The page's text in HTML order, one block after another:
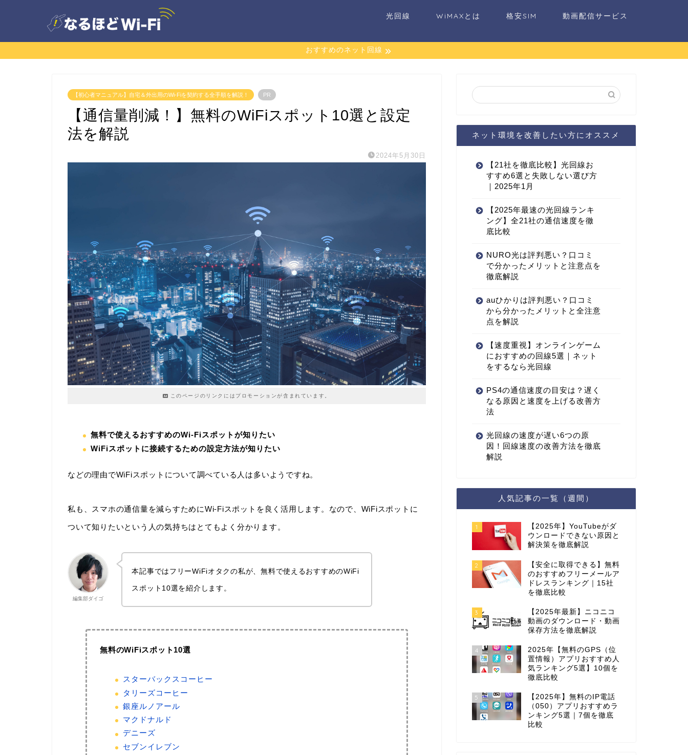
光回線 WiMAXとは 格安SIM 動画配信サービス
おすすめのネット回線
【初心者マニュアル】自宅＆外出用のWi-Fiを契約する全手順を解説！ PR
【通信量削減！】無料のWiFiスポット10選と設定
法を解説
2024年5月30日
このページのリンクにはプロモーションが含まれています。
無料で使えるおすすめのWi-Fiスポットが知りたい
WiFiスポットに接続するための設定方法が知りたい
などの理由でWiFiスポットについて調べている人は多いようですね。
私も、スマホの通信量を減らすためにWi-Fiスポットを良く活用します。なので、WiFiスポットに
ついて知りたいという人の気持ちはとてもよく分かります。
編集部ダイゴ
本記事ではフリーWiFiオタクの私が、無料で使えるおすすめのWiFi
スポット10選を紹介します。
無料のWiFiスポット10選
スターバックスコーヒー
タリーズコーヒー
銀座ルノアール
マクドナルド
デニーズ
セブンイレブン
ネット環境を改善したい方にオススメ
【21社を徹底比較】光回線お
すすめ6選と失敗しない選び方
｜2025年1月
【2025年最速の光回線ランキ
ング】全21社の通信速度を徹
底比較
NURO光は評判悪い？口コミ
で分かったメリットと注意点を
徹底解説
auひかりは評判悪い？口コミ
から分かったメリットと全注意
点を解説
【速度重視】オンラインゲーム
におすすめの回線5選｜ネット
をするなら光回線
PS4の通信速度の目安は？遅く
なる原因と速度を上げる改善方
法
光回線の速度が遅い6つの原
因！回線速度の改善方法を徹底
解説
人気記事の一覧（週間）
1
【2025年】YouTubeがダ
ウンロードできない原因と
解決策を徹底解説
2
【安全に取得できる】無料
のおすすめフリーメールア
ドレスランキング｜15社
を徹底比較
3
【2025年最新】ニコニコ
動画のダウンロード・動画
保存方法を徹底解説
4
2025年【無料のGPS（位
置情報）アプリおすすめ人
気ランキング5選】10個を
徹底比較
5
【2025年】無料のIP電話
（050）アプリおすすめラ
ンキング5選｜7個を徹底
比較